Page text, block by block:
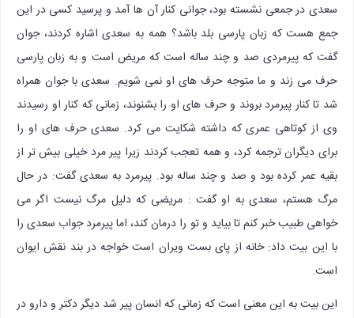
سعدی در جمعی نشسته بود، جوانی کنار آن ها آمد و پرسید کسی در این
جمع هست که زبان پارسی بلد باشد؟ همه به سعدی اشاره کردند، جوان
گفت که پیرمردی صد و چند ساله است که مریض است و به زبان پارسی
حرف می زند و ما متوجه حرف های او نمی شویم. سعدی با جوان همراه
شد تا کنار پیرمرد بروند و حرف های او را بشنوند، زمانی که کنار او رسیدند
وی از کوتاهی عمری که داشته شکایت می کرد. سعدی حرف های او را
برای دیگران ترجمه کرد، و همه تعجب کردند زیرا پیر مرد خیلی بیش تر از
بقیه عمر کرده بود و صد و چند ساله بود. پیرمرد به سعدی گفت: در حال
مرگ هستم، سعدی به او گفت : مریضی که دلیل مرگ نیست اگر می
خواهی طبیب خبر کنم تا بیاید و تو را درمان کند، اما پیرمرد جواب سعدی را
با این بیت داد: خانه از پای بست ویران است خواجه در بند نقش ایوان
است.
این بیت به این معنی است که زمانی که انسان پیر شد دیگر دکتر و دارو در